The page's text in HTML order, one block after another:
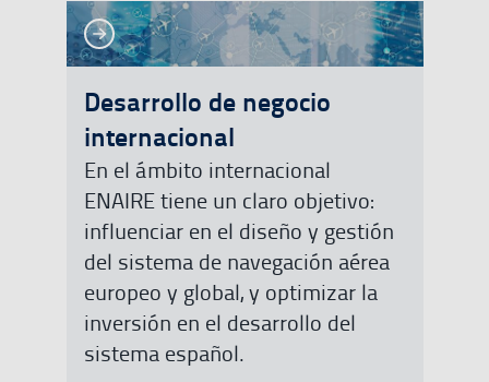
Ver másVer más
Desarrollo de negocio
internacional
En el ámbito internacional
ENAIRE tiene un claro objetivo:
influenciar en el diseño y gestión
del sistema de navegación aérea
europeo y global, y optimizar la
inversión en el desarrollo del
sistema español.